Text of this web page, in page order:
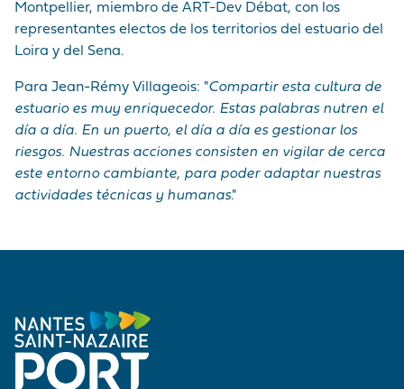
Montpellier, miembro de ART-Dev Débat, con los
representantes electos de los territorios del estuario del
Loira y del Sena.
Para Jean-Rémy Villageois: "Compartir esta cultura de
estuario es muy enriquecedor. Estas palabras nutren el
día a día. En un puerto, el día a día es gestionar los
riesgos. Nuestras acciones consisten en vigilar de cerca
este entorno cambiante, para poder adaptar nuestras
actividades técnicas y humanas."